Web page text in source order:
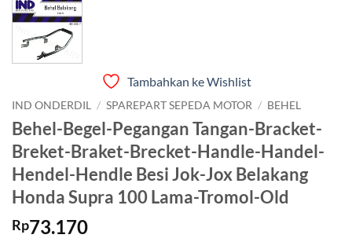
Tambahkan ke Wishlist
IND ONDERDIL / SPAREPART SEPEDA MOTOR / BEHEL
Behel-Begel-Pegangan Tangan-Bracket-
Breket-Braket-Brecket-Handle-Handel-
Hendel-Hendle Besi Jok-Jox Belakang
Honda Supra 100 Lama-Tromol-Old
Rp73.170